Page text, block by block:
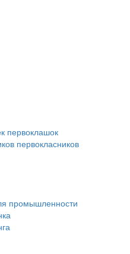
первоклашок
первокласников
промышленности